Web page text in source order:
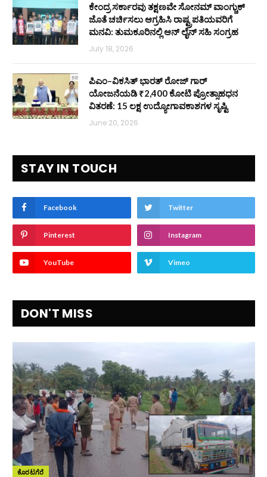
ಕೇಂದ್ರ ಸರ್ಕಾರವು ತಕ್ಷಣವೇ ಸೋನಮ್ ವಾಂಗ್ಚುಕ್
ಜೊತೆ ಚರ್ಚಿಸಲು ಆಗ್ರಹಿಸಿ ರಾಷ್ಟ್ರಪತಿಯವರಿಗೆ
ಮನವಿ: ತುಮಕೂರಿನಲ್ಲಿ ಆನ್‌ ಲೈನ್ ಸಹಿ ಸಂಗ್ರಹ
July 18, 2026
ಪಿಎಂ–ವಿಕಸಿತ್ ಭಾರತ್ ರೋಜ್‌ ಗಾರ್
ಯೋಜನೆಯಡಿ ₹2,400 ಕೋಟಿ ಪ್ರೋತ್ಸಾಹಧನ
ವಿತರಣೆ: 15 ಲಕ್ಷ ಉದ್ಯೋಗಾವಕಾಶಗಳ ಸೃಷ್ಟಿ
June 20, 2026
STAY IN TOUCH
Facebook Twitter
Pinterest Instagram
YouTube Vimeo
DON'T MISS
ಕೊರಟಗೆರೆ